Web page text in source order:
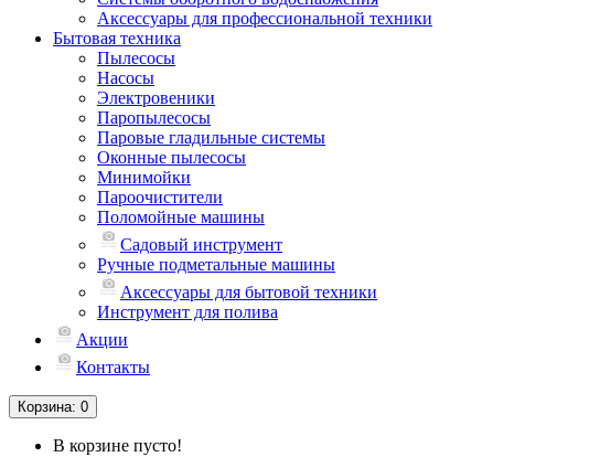
Аксессуары для профессиональной техники
Бытовая техника
Пылесосы
Насосы
Электровеники
Паропылесосы
Паровые гладильные системы
Оконные пылесосы
Минимойки
Пароочистители
Поломойные машины
Садовый инструмент
Ручные подметальные машины
Аксессуары для бытовой техники
Инструмент для полива
Акции
Контакты
Корзина: 0
В корзине пусто!